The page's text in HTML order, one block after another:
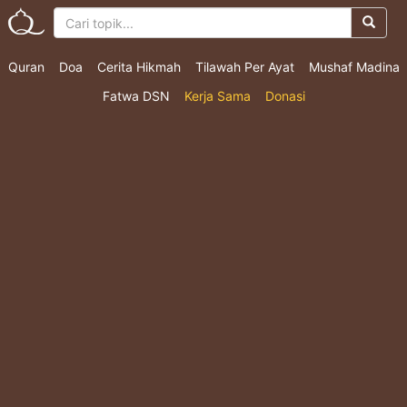
Quran Doa Cerita Hikmah Tilawah Per Ayat
Mushaf Madina
Fatwa DSN
Kerja Sama Donasi